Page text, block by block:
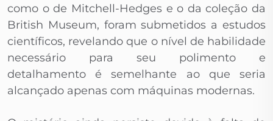
como o de Mitchell-Hedges e o da coleção da
British Museum, foram submetidos a estudos
científicos, revelando que o nível de habilidade
necessário para seu polimento e
detalhamento é semelhante ao que seria
alcançado apenas com máquinas modernas.